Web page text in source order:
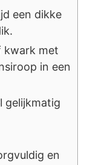
een dikke
kwark met
in een
gelijkmatig
en